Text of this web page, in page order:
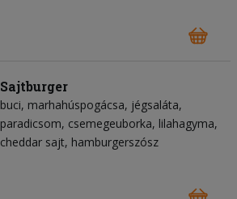
Sajtburger
buci marhahúspogácsa jégsaláta
paradicsom csemegeuborka lilahagyma
cheddar sajt hamburgerszósz